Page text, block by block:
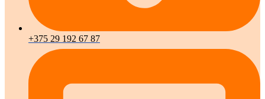
+375 29 192 67 87